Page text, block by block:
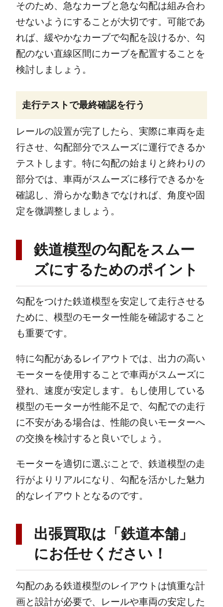
そのため、急なカーブと急な勾配は組み合わ
せないようにすることが大切です。可能であ
れば、緩やかなカーブで勾配を設けるか、勾
配のない直線区間にカーブを配置することを
検討しましょう。
走行テストで最終確認を行う
レールの設置が完了したら、実際に車両を走
行させ、勾配部分でスムーズに運行できるか
テストします。特に勾配の始まりと終わりの
部分では、車両がスムーズに移行できるかを
確認し、滑らかな動きでなければ、角度や固
定を微調整しましょう。
鉄道模型の勾配をスムー
ズにするためのポイント
勾配をつけた鉄道模型を安定して走行させる
ために、模型のモーター性能を確認すること
も重要です。
特に勾配があるレイアウトでは、出力の高い
モーターを使用することで車両がスムーズに
登れ、速度が安定します。もし使用している
模型のモーターが性能不足で、勾配での走行
に不安がある場合は、性能の良いモーターへ
の交換を検討すると良いでしょう。
モーターを適切に選ぶことで、鉄道模型の走
行がよりリアルになり、勾配を活かした魅力
的なレイアウトとなるのです。
出張買取は「鉄道本舗」
にお任せください！
勾配のある鉄道模型のレイアウトは慎重な計
画と設計が必要で、レールや車両の安定した